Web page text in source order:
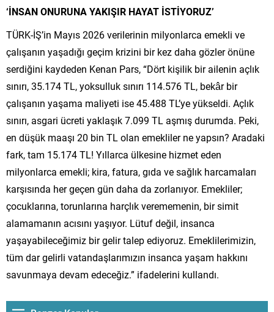
‘İNSAN ONURUNA YAKIŞIR HAYAT İSTİYORUZ’
TÜRK-İŞ’in Mayıs 2026 verilerinin milyonlarca emekli ve
çalışanın yaşadığı geçim krizini bir kez daha gözler önüne
serdiğini kaydeden Kenan Pars, “Dört kişilik bir ailenin açlık
sınırı, 35.174 TL, yoksulluk sınırı 114.576 TL, bekâr bir
çalışanın yaşama maliyeti ise 45.488 TL’ye yükseldi. Açlık
sınırı, asgari ücreti yaklaşık 7.099 TL aşmış durumda. Peki,
en düşük maaşı 20 bin TL olan emekliler ne yapsın? Aradaki
fark, tam 15.174 TL! Yıllarca ülkesine hizmet eden
milyonlarca emekli; kira, fatura, gıda ve sağlık harcamaları
karşısında her geçen gün daha da zorlanıyor. Emekliler;
çocuklarına, torunlarına harçlık verememenin, bir simit
alamamanın acısını yaşıyor. Lütuf değil, insanca
yaşayabileceğimiz bir gelir talep ediyoruz. Emeklilerimizin,
tüm dar gelirli vatandaşlarımızın insanca yaşam hakkını
savunmaya devam edeceğiz.” ifadelerini kullandı.